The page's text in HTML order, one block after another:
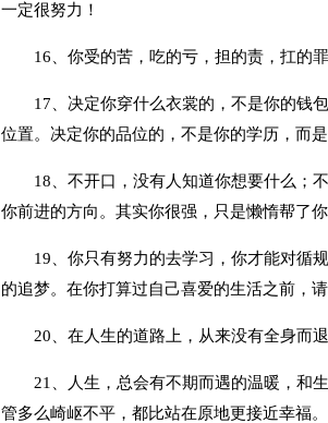
一定很努力！
16、你受的苦，吃的亏，担的责，扛的罪
17、决定你穿什么衣裳的，不是你的钱包
位置。决定你的品位的，不是你的学历，而是
18、不开口，没有人知道你想要什么；不
你前进的方向。其实你很强，只是懒惰帮了你
19、你只有努力的去学习，你才能对循规
的追梦。在你打算过自己喜爱的生活之前，
20、在人生的道路上，从来没有全身而退
21、人生，总会有不期而遇的温暖，和生
管多么崎岖不平，都比站在原地更接近幸福。